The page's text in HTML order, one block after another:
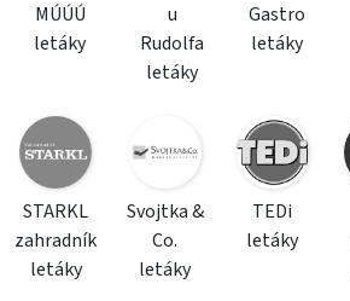
MÚÚÚ
letáky
u
Rudolfa
letáky
Gastro
letáky
STARKL
zahradník
letáky
Svojtka &
Co.
letáky
TEDi
letáky